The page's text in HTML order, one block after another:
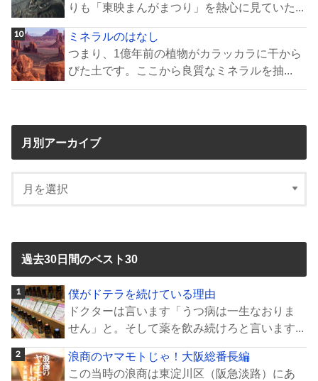
りも「東映まんがまつり」を熱心に見ていた...
ミネラルのはなし
つまり、1億年前の植物がカラッカラに干から
びた土です。ここから良質なミネラルを抽...
月別アーカイブ
過去30日間のベスト30
僕がドテラを続けている理由
ドクターは言います「うつ病は一生なおりま
せん」と。そして薬を飲み続けろと言います...
浪商のヤマモトじゃ！大阪総番長編
この当時の浪商は東淀川区（阪急淡路）にあ